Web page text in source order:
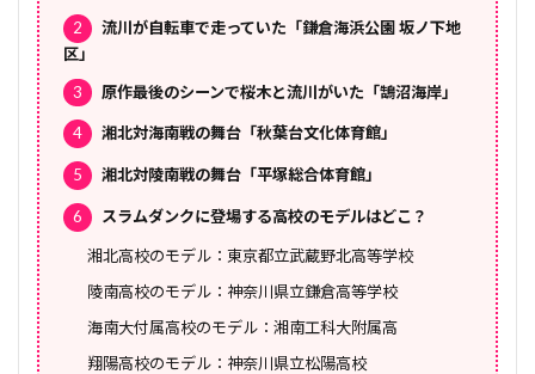
2
流川が自転車で走っていた「鎌倉海浜公園 坂ノ下地
区」
3
原作最後のシーンで桜木と流川がいた「鵠沼海岸」
4 湘北対海南戦の舞台「秋葉台文化体育館」
5 湘北対陵南戦の舞台「平塚総合体育館」
6 スラムダンクに登場する高校のモデルはどこ？
湘北高校のモデル：東京都立武蔵野北高等学校
陵南高校のモデル：神奈川県立鎌倉高等学校
海南大付属高校のモデル：湘南工科大附属高
翔陽高校のモデル：神奈川県立松陽高校